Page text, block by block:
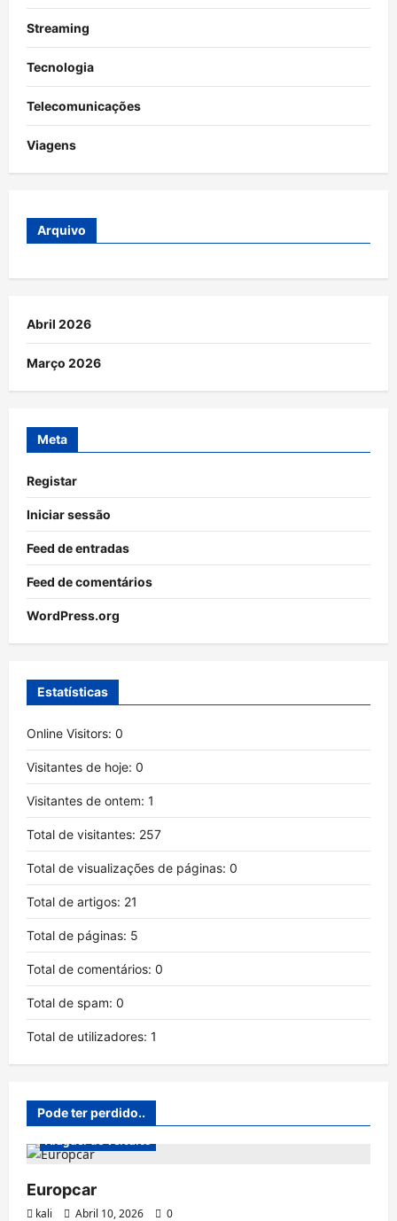
Streaming
Tecnologia
Telecomunicações
Viagens
Arquivo
Abril 2026
Março 2026
Meta
Registar
Iniciar sessão
Feed de entradas
Feed de comentários
WordPress.org
Estatísticas
Online Visitors: 0
Visitantes de hoje: 0
Visitantes de ontem: 1
Total de visitantes: 257
Total de visualizações de páginas: 0
Total de artigos: 21
Total de páginas: 5
Total de comentários: 0
Total de spam: 0
Total de utilizadores: 1
Pode ter perdido..
Aluguer de Veículos
Europcar
kali Abril 10, 2026 0